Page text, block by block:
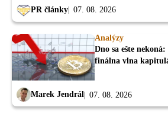
PR články 07. 08. 2026
Analýzy
Dno sa ešte
finálna vlna
Marek Jendrál 07. 08. 2026